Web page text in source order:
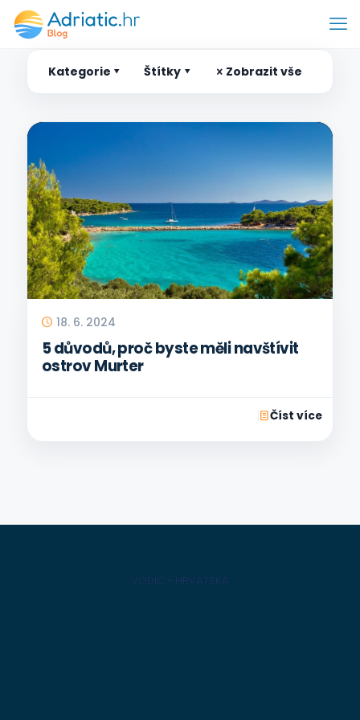
Kategorie Štítky Zobrazit vše
18. 6. 2024
5 důvodů, proč byste měli navštívit
ostrov Murter
Číst více
VODIČ - HRVATSKA